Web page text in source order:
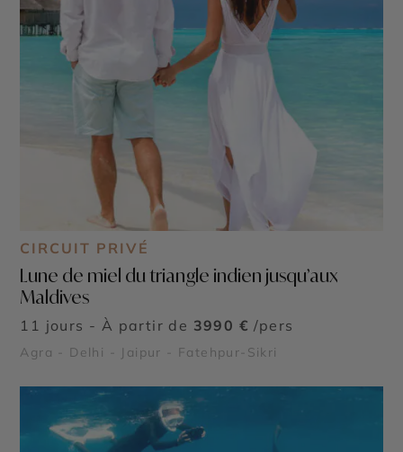
CIRCUIT PRIVÉ
Lune de miel du triangle indien jusqu’aux
Maldives
11 jours - À partir de 3990 € /pers
Agra - Delhi - Jaipur - Fatehpur-Sikri